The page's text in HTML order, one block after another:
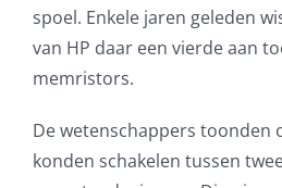
spoel. Enkele jaren geleden
van HP daar een vierde aan
memristors.
De wetenschappers toonden
konden schakelen tussen